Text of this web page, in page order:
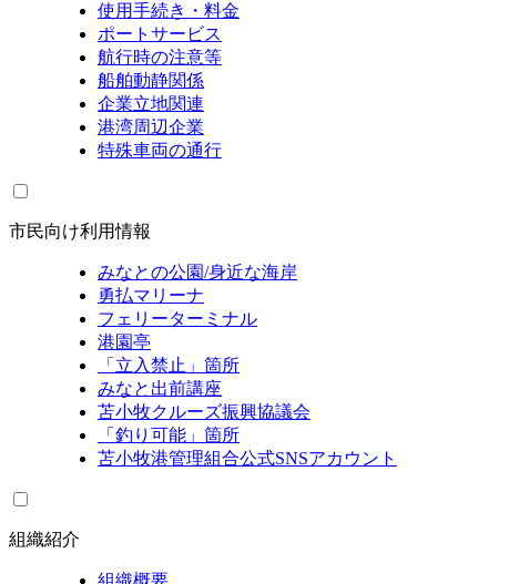
使用手続き・料金
ポートサービス
航行時の注意等
船舶動静関係
企業立地関連
港湾周辺企業
特殊車両の通行
市民向け利用情報
みなとの公園/身近な海岸
勇払マリーナ
フェリーターミナル
港園亭
「立入禁止」箇所
みなと出前講座
苫小牧クルーズ振興協議会
「釣り可能」箇所
苫小牧港管理組合公式SNSアカウント
組織紹介
組織概要